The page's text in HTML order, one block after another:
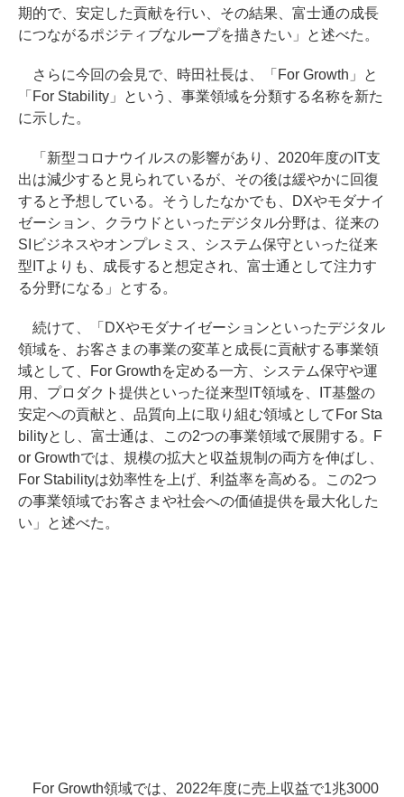
期的で、安定した貢献を行い、その結果、富士通の成長
につながるポジティブなループを描きたい」と述べた。
さらに今回の会見で、時田社長は、「For Growth」と
「For Stability」という、事業領域を分類する名称を新た
に示した。
「新型コロナウイルスの影響があり、2020年度のIT支
出は減少すると見られているが、その後は緩やかに回復
すると予想している。そうしたなかでも、DXやモダナイ
ゼーション、クラウドといったデジタル分野は、従来の
SIビジネスやオンプレミス、システム保守といった従来
型ITよりも、成長すると想定され、富士通として注力す
る分野になる」とする。
続けて、「DXやモダナイゼーションといったデジタル
領域を、お客さまの事業の変革と成長に貢献する事業領
域として、For Growthを定める一方、システム保守や運
用、プロダクト提供といった従来型IT領域を、IT基盤の
安定への貢献と、品質向上に取り組む領域としてFor Sta
bilityとし、富士通は、この2つの事業領域で展開する。F
or Growthでは、規模の拡大と収益規制の両方を伸ばし、
For Stabilityは効率性を上げ、利益率を高める。この2つ
の事業領域でお客さまや社会への価値提供を最大化した
い」と述べた。
For Growth領域では、2022年度に売上収益で1兆3000